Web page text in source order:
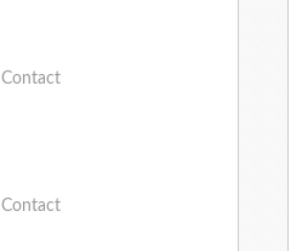
Contact
Contact